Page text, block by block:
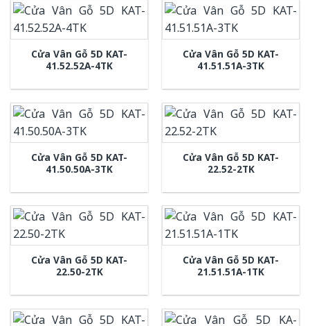
Cửa Vân Gỗ 5D KAT-
41.52.52A-4TK
Cửa Vân Gỗ 5D KAT-
41.51.51A-3TK
Cửa Vân Gỗ 5D KAT-
41.50.50A-3TK
Cửa Vân Gỗ 5D KAT-
22.52-2TK
Cửa Vân Gỗ 5D KAT-
22.50-2TK
Cửa Vân Gỗ 5D KAT-
21.51.51A-1TK